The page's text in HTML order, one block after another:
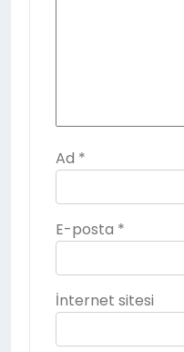
Ad *
E-posta *
İnternet sitesi